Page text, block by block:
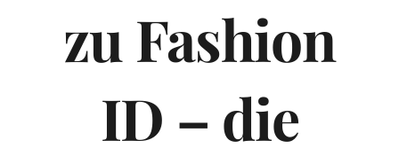
zu Fashion
ID – die